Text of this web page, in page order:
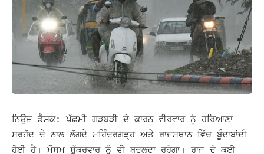
ਨਿਊਜ਼ ਡੈਸਕ: ਪੱਛਮੀ ਗੜਬੜੀ ਦੇ ਕਾਰਨ ਵੀਰਵਾਰ ਨੂੰ ਹਰਿਆਣਾ
ਸਰਹੱਦ ਦੇ ਨਾਲ ਲੱਗਦੇ ਮਹਿੰਦਰਗੜ੍ਹ ਅਤੇ ਰਾਜਸਥਾਨ ਵਿੱਚ ਬੂੰਦਾਬਾਂਦੀ
ਹੋਈ ਹੈ। ਮੌਸਮ ਸ਼ੁੱਕਰਵਾਰ ਨੂੰ ਵੀ ਬਦਲਦਾ ਰਹੇਗਾ। ਰਾਜ ਦੇ ਕਈ